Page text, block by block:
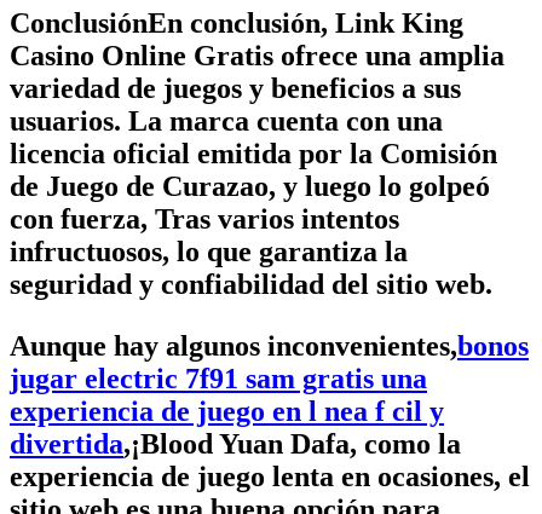
ConclusiónEn conclusión, Link King
Casino Online Gratis ofrece una amplia
variedad de juegos y beneficios a sus
usuarios. La marca cuenta con una
licencia oficial emitida por la Comisión
de Juego de Curazao, y luego lo golpeó
con fuerza, Tras varios intentos
infructuosos, lo que garantiza la
seguridad y confiabilidad del sitio web.
Aunque hay algunos inconvenientes,bonos
jugar electric 7f91 sam gratis una
experiencia de juego en l nea f cil y
divertida,¡Blood Yuan Dafa, como la
experiencia de juego lenta en ocasiones, el